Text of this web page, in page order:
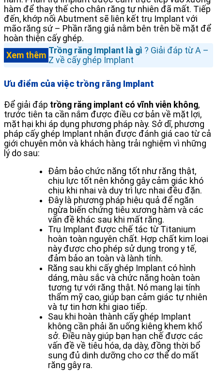
hàm để thay thế cho chân răng tự nhiên đã mất. Tiếp
đến, khớp nối Abutment sẽ liên kết trụ Implant với
mão răng sứ – Phần răng giả nằm bên trên bề mặt để
hoàn thiện cấy ghép.
Xem thêm Trồng răng Implant là gì ? Giải đáp từ A –
Z về cấy ghép Implant
Ưu điểm của việc trồng răng Implant
Để giải đáp trồng răng implant có vĩnh viễn không,
trước tiên ta cần nắm được điều cơ bản về mặt lợi,
mặt hại khi áp dụng phương pháp này. Sở dĩ, phương
pháp cấy ghép Implant nhận được đánh giá cao từ cả
giới chuyên môn và khách hàng trải nghiệm vì những
lý do sau:
Đảm bảo chức năng tốt như răng thật,
chịu lực tốt nên không gây cảm giác khó
chịu khi nhai và duy trì lực nhai đều đặn.
Đây là phương pháp hiệu quả để ngăn
ngừa biến chứng tiêu xương hàm và các
vấn đề khác sau khi mất răng.
Trụ Implant được chế tác từ Titanium
hoàn toàn nguyên chất. Hợp chất kim loại
này được cho phép sử dụng trong y tế,
đảm bảo an toàn và lành tính.
Răng sau khi cấy ghép Implant có hình
dáng, màu sắc và chức năng hoàn toàn
tương tự với răng thật. Nó mang lại tính
thẩm mỹ cao, giúp bạn cảm giác tự nhiên
và tự tin hơn khi giao tiếp.
Sau khi hoàn thành cấy ghép Implant
không cần phải ăn uống kiêng khem khổ
sở. Điều này giúp bạn hạn chế được các
vấn đề về tiêu hóa, dạ dày, đồng thời bổ
sung đủ dinh dưỡng cho cơ thể do mất
răng gây ra.